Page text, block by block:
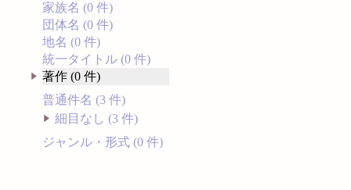
家族名 (0 件)
団体名 (0 件)
地名 (0 件)
統一タイトル (0 件)
著作 (0 件)
普通件名 (3 件)
細目なし (3 件)
ジャンル・形式 (0 件)